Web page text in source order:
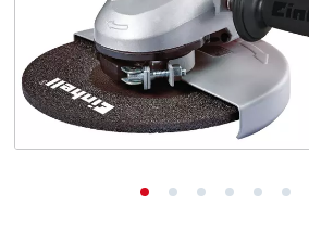
English
čeština